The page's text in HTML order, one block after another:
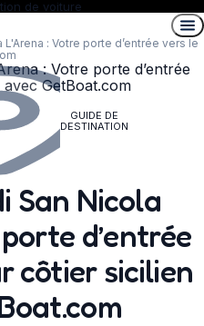
de voiture
: Votre porte d’entrée vers le
GUIDE DE
DESTINATION
San Nicola
d’entrée
côtier sicilien